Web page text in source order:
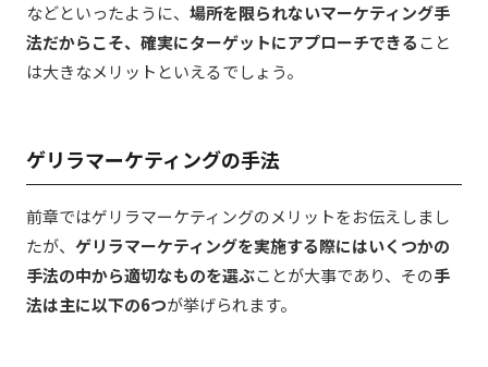
などといったように、 場所を限られないマーケティング手
法だからこそ、確実にターゲットにアプローチできること
は大きなメリットといえるでしょう。
ゲリラマーケティングの手法
前章ではゲリラマーケティングのメリットをお伝えしまし
たが、 ゲリラマーケティングを実施する際にはいくつかの
手法の中から適切なものを選ぶことが大事であり、その手
法は主に以下の6つが挙げられます。